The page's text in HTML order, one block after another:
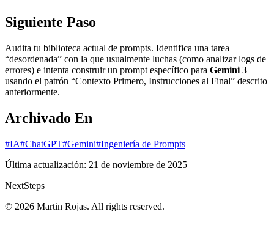
Siguiente Paso
Audita tu biblioteca actual de prompts. Identifica una tarea
“desordenada” con la que usualmente luchas (como analizar logs de
errores) e intenta construir un prompt específico para Gemini 3
usando el patrón “Contexto Primero, Instrucciones al Final” descrito
anteriormente.
Archivado En
#IA#ChatGPT#Gemini#Ingeniería de Prompts
Última actualización: 21 de noviembre de 2025
NextSteps
© 2026 Martin Rojas. All rights reserved.